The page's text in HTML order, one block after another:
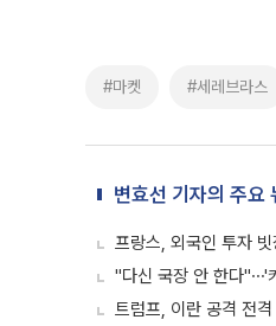
#마켓 #세레브라스
변효선 기자의 주요
프랑스, 외국인 투자
"다신 국장 안 한다"⋯'
트럼프, 이란 공격 전